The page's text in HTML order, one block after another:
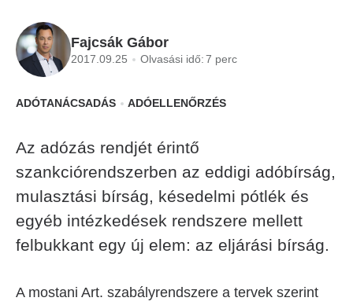
Fajcsák Gábor
2017.09.25 Olvasási idő:7 perc
ADÓTANÁCSADÁS ADÓELLENŐRZÉS
Az adózás rendjét érintő
szankciórendszerben az eddigi adóbírság,
mulasztási bírság, késedelmi pótlék és
egyéb intézkedések rendszere mellett
felbukkant egy új elem: az eljárási bírság.
A mostani Art. szabályrendszere a tervek szerint